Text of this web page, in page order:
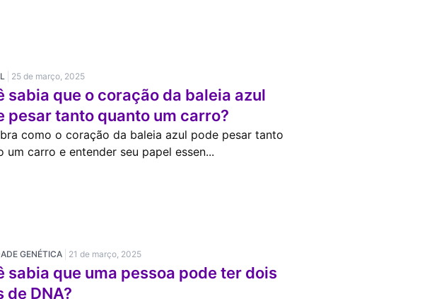
25 de março, 2025
sabia que o coração da baleia azul
pesar tanto quanto um carro?
como o coração da baleia azul pode pesar tanto
um carro e entender seu papel essen...
GENÉTICA 21 de março, 2025
sabia que uma pessoa pode ter dois
de DNA?